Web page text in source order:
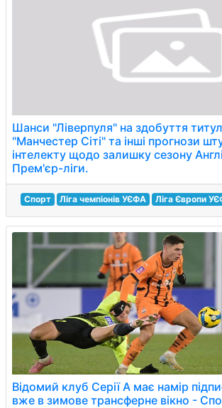
Шанси "Ліверпуля" на здобуття
"Манчестер Сіті" та інші прогнози
інтелекту щодо залишку сезону
Прем'єр-ліги.
Спорт Ліга чемпіонів УЄФА Ліга Європи
Відомий клуб Серії А має намір
вже в зимове трансферне вікно -